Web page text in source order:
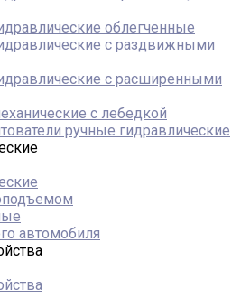
облегченные
с раздвижными
с расширенными
с лебедкой
ручные гидравлические
автомобиля